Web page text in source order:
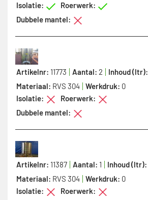
Isolatie:
Roerwerk:
Dubbele mantel:
Artikelnr: 11773 Aantal: 2 Inhoud (ltr):
Materiaal: RVS 304 Werkdruk: 0
Isolatie:
Roerwerk:
Dubbele mantel:
Artikelnr: 11387 Aantal: 1 Inhoud (ltr):
Materiaal: RVS 304 Werkdruk: 0
Isolatie:
Roerwerk: